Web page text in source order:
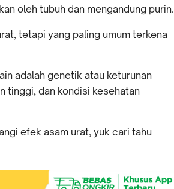
oleh tubuh dan mengandung purin.
tetapi yang paling umum terkena
adalah genetik atau keturunan
tinggi, dan kondisi kesehatan
efek asam urat, yuk cari tahu